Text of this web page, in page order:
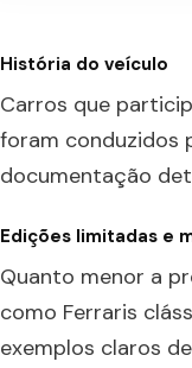
História do veículo
Carros que
foram conduzidos
documentação
Edições limitadas e
Quanto menor a
como Ferraris
exemplos claros